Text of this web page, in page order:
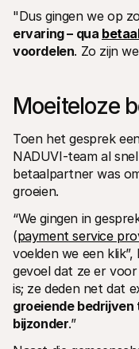
"Dus gingen we op
ervaring – qua
voordelen. Zo zijn
Moeiteloze
Toen het gesprek
NADUVI-team al
betaalpartner was
groeien.
“We gingen in
(payment service
voelden we een
gevoel dat ze er
is; ze deden net dat
groeiende
bijzonder.”